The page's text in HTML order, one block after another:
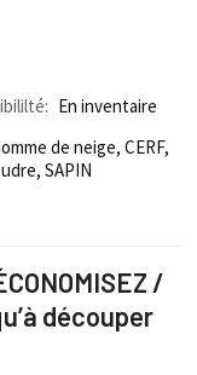
En inventaire
de neige, CERF,
, SAPIN
/
découper